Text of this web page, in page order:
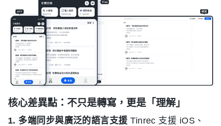
核心差異點：不只是轉寫，更是「理解」
1. 多端同步與廣泛的語言支援 Tinrec 支援 iOS、